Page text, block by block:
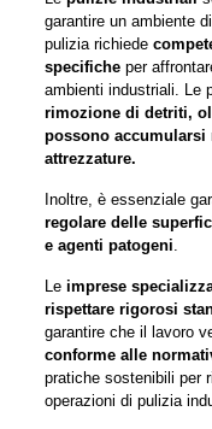
garantire un ambiente
pulizia richiede
specificheper
ambienti industriali. Le
rimozione di detriti,
possono accumularsi
attrezzature.
Inoltre, è essenziale
regolare delle
e agenti patogeni.
Le imprese
rispettare rigorosi
garantire che il lavoro
conforme alle
pratiche sostenibili per
operazioni di pulizia